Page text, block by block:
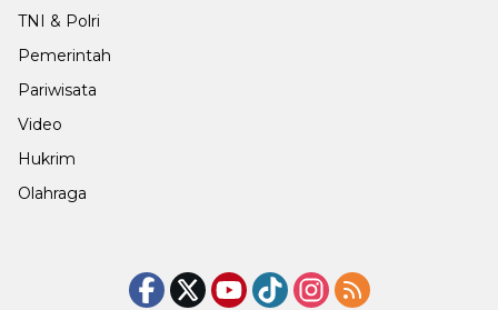
TNI & Polri
Pemerintah
Pariwisata
Video
Hukrim
Olahraga